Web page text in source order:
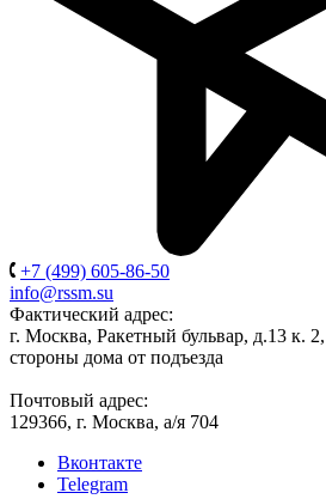
+7 (499) 605-86-50
info@rssm.su
Фактический адрес:
г. Москва, Ракетный бульвар, д.13 к.
стороны дома от подъезда
Почтовый адрес:
129366, г. Москва, а/я 704
Вконтакте
Telegram